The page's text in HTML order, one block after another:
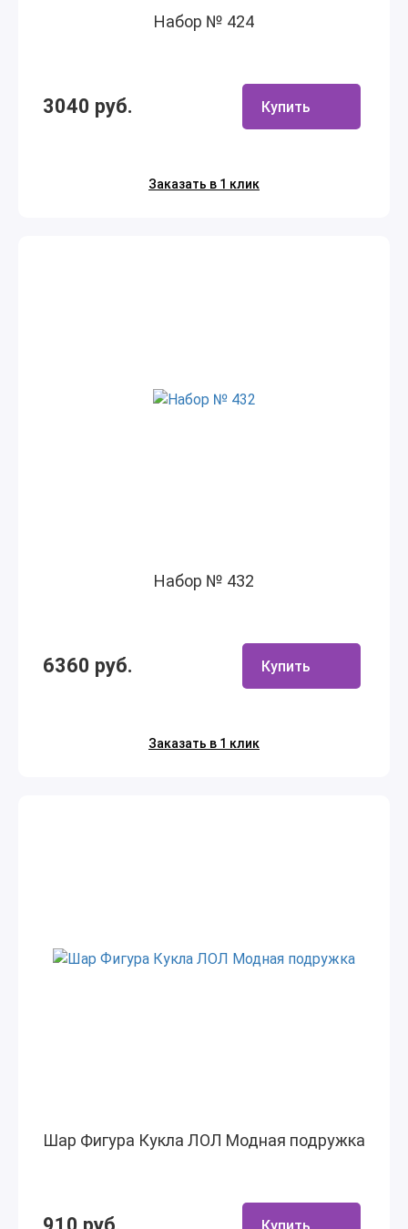
Набор № 424
3040 руб. Купить
Заказать в 1 клик
Набор № 432
6360 руб. Купить
Заказать в 1 клик
Шар Фигура Кукла ЛОЛ Модная подружка
Купить